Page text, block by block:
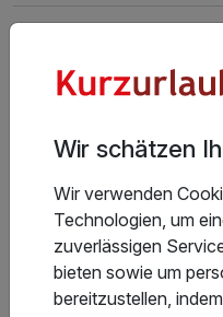
Aktuelle Infos
Zur Zeit entsteht
Wir schätzen
Wir verwenden
Technologien, um
zuverlässigen
bieten sowie um
bereitzustellen,